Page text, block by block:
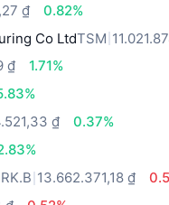
₫
0.82%
Co LtdTSM
₫
1.71%
₫
0.37%
13.662.371,18 ₫